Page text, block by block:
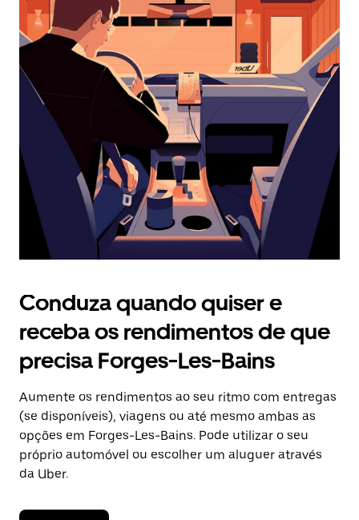
selecionar
uma
data.
Prima
o
botão
o
calendário.
Conduza quando quiser e
receba os rendimentos de que
precisa Forges-Les-Bains
Aumente os rendimentos ao seu ritmo com entregas
(se disponíveis), viagens ou até mesmo ambas as
opções em Forges-Les-Bains. Pode utilizar o seu
próprio automóvel ou escolher um aluguer através
da Uber.